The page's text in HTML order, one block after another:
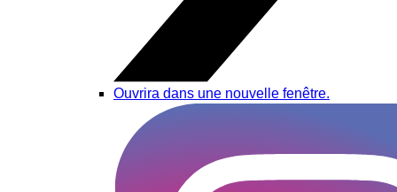
Ouvrira dans une nouvelle fenêtre.